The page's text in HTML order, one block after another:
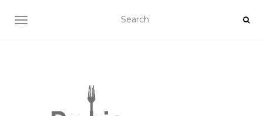
AFFICHER/MASQUER LA NAVIGATION